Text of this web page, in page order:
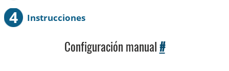
4 Instrucciones
Configuración manual #